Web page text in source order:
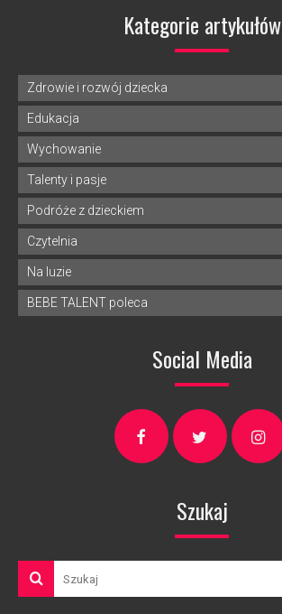
Kategorie artykułów
Zdrowie i rozwój dziecka
Edukacja
Wychowanie
Talenty i pasje
Podróże z dzieckiem
Czytelnia
Na luzie
BEBE TALENT poleca
Social Media
Szukaj